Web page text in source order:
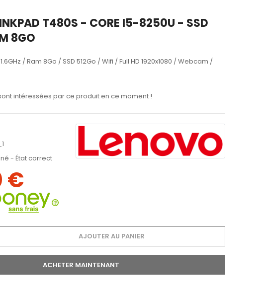
T480S - CORE I5-8250U - SSD
8GO
/ Ram 8Go / SSD 512Go / Wifi / Full HD 1920x1080 / Webcam /
intéressées par ce produit en ce moment !
- État correct
€
AJOUTER AU PANIER
ACHETER MAINTENANT